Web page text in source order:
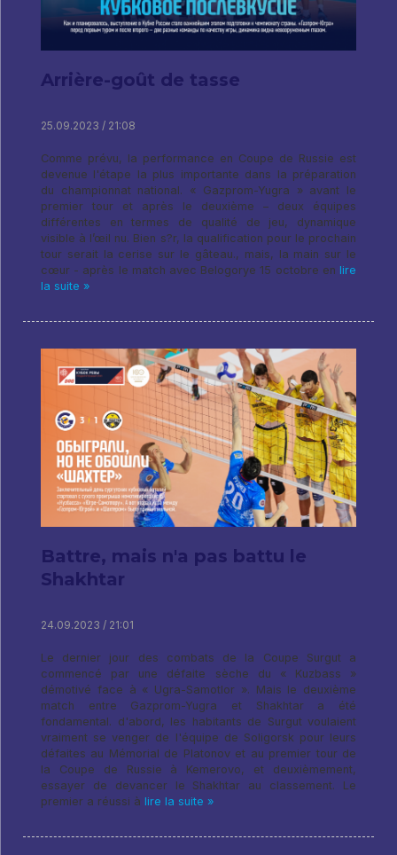
Arrière-goût de tasse
25.09.2023 / 21:08
Comme prévu, la performance en Coupe de Russie est
devenue l'étape la plus importante dans la préparation
du championnat national. « Gazprom-Yugra » avant le
premier tour et après le deuxième – deux équipes
différentes en termes de qualité de jeu, dynamique
visible à l’œil nu. Bien s?r, la qualification pour le prochain
tour serait la cerise sur le gâteau., mais, la main sur le
cœur - après le match avec Belogorye 15 octobre en lire
la suite »
Battre, mais n'a pas battu le
Shakhtar
24.09.2023 / 21:01
Le dernier jour des combats de la Coupe Surgut a
commencé par une défaite sèche du « Kuzbass »
démotivé face à « Ugra-Samotlor ». Mais le deuxième
match entre Gazprom-Yugra et Shakhtar a été
fondamental. d'abord, les habitants de Surgut voulaient
vraiment se venger de l'équipe de Soligorsk pour leurs
défaites au Mémorial de Platonov et au premier tour de
la Coupe de Russie à Kemerovo, et deuxièmement,
essayer de devancer le Shakhtar au classement. Le
premier a réussi à lire la suite »